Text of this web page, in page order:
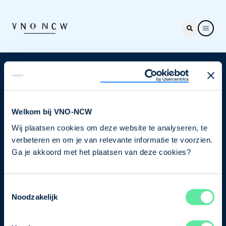
Welkom bij VNO-NCW
Wij plaatsen cookies om deze website te analyseren, te
verbeteren en om je van relevante informatie te voorzien.
Ga je akkoord met het plaatsen van deze cookies?
Noodzakelijk
Nieuwsbrief
je nu in voor de VNO-NCW nieuwsbrief.
Schrijf je in
Direct naar
Ons verhaal